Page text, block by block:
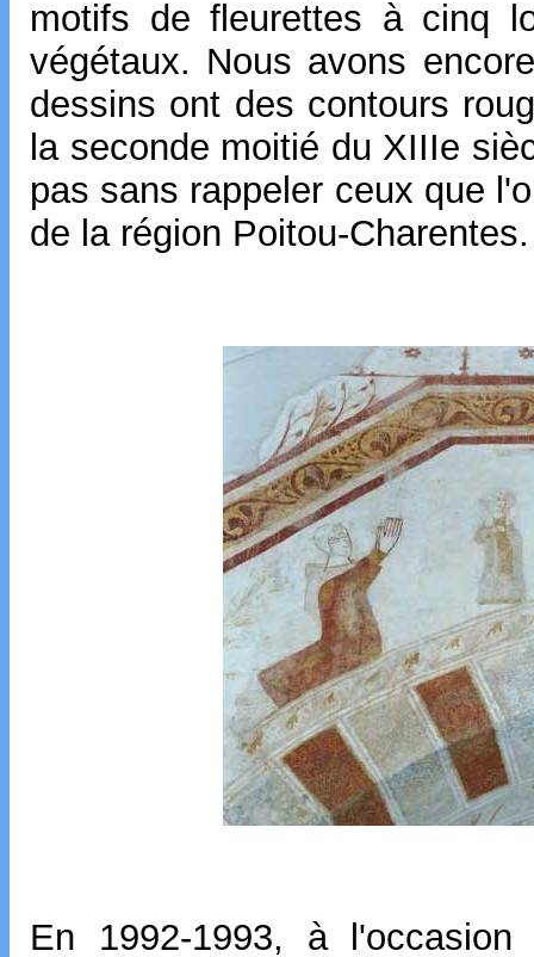
motifs de fleurettes à cinq
végétaux. Nous avons
dessins ont des contours
la seconde moitié du XIIIe
pas sans rappeler ceux que
de la région Poitou-Charentes.
En 1992-1993, à